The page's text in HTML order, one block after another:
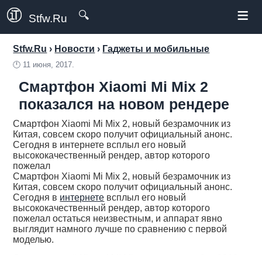
Stfw.Ru 🔍 ≡
Stfw.Ru › Новости › Гаджеты и мобильные
🕛 11 июня, 2017.
Смартфон Xiaomi Mi Mix 2
показался на новом рендере
Смартфон Xiaomi Mi Mix 2, новый безрамочник из
Китая, совсем скоро получит официальный анонс.
Сегодня в интернете всплыл его новый
высококачественный рендер, автор которого
пожелал
Смартфон Xiaomi Mi Mix 2, новый безрамочник из
Китая, совсем скоро получит официальный анонс.
Сегодня в интернете всплыл его новый
высококачественный рендер, автор которого
пожелал остаться неизвестным, и аппарат явно
выглядит намного лучше по сравнению с первой
моделью.